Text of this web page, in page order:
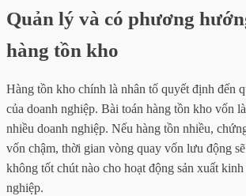
Quản lý và có phương
hàng tồn kho
Hàng tồn kho chính là nhân tố quyết định đến
của doanh nghiệp. Bài toán hàng tồn kho vốn
nhiều doanh nghiệp. Nếu hàng tồn nhiều,
vốn chậm, thời gian vòng quay vốn lưu động
không tốt chút nào cho hoạt động sản xuất kinh
nghiệp.